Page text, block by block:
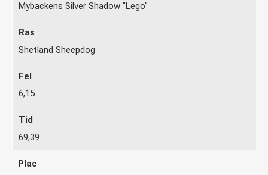
Mybackens Silver Shadow "Lego"
Shetland Sheepdog
6,15
69,39